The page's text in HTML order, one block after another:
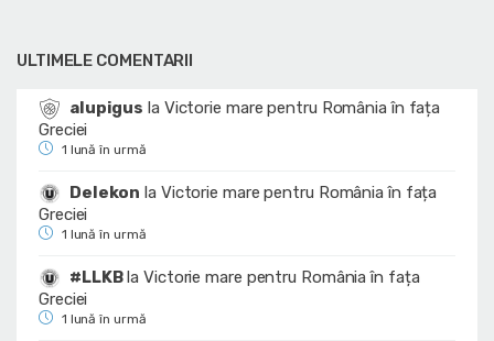
ULTIMELE COMENTARII
alupigus la Victorie mare pentru România în fața
Greciei
1 lună în urmă
Delekon la Victorie mare pentru România în fața
Greciei
1 lună în urmă
#LLKBlaVictorie mare pentru România în fața
Greciei
1 lună în urmă